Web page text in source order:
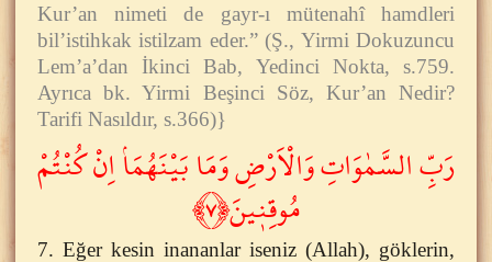
Kur’an nimeti de gayr-ı mütenahî hamdleri
bil’istihkak istilzam eder.” (Ş., Yirmi Dokuzuncu
Lem’a’dan İkinci Bab, Yedinci Nokta, s.759.
Ayrıca bk. Yirmi Beşinci Söz, Kur’an Nedir?
Tarifi Nasıldır, s.366)}
رَبِّ السَّمٰوَاتِ وَالْاَرْضِ وَمَا بَيْنَهُمَاۢ اِنْ كُنْتُمْ
مُوقِن۪ينَ﴿٧﴾
7. Eğer kesin inananlar iseniz (Allah), göklerin,